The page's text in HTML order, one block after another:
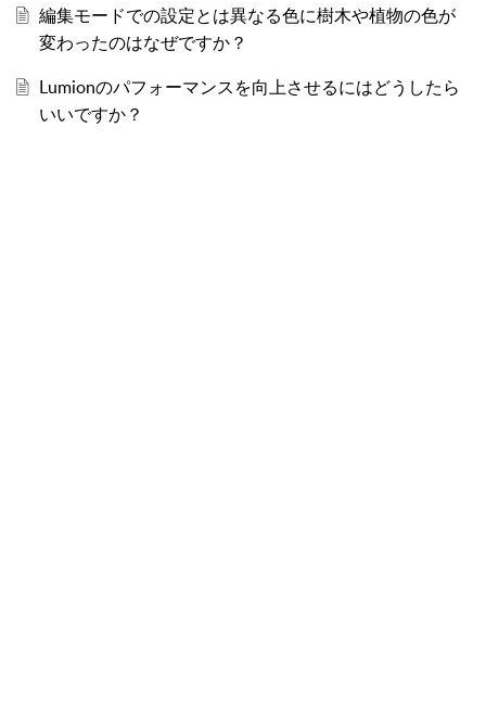
編集モードでの設定とは異なる色に樹木や植物の色が
変わったのはなぜですか？
Lumionのパフォーマンスを向上させるにはどうしたら
いいですか？